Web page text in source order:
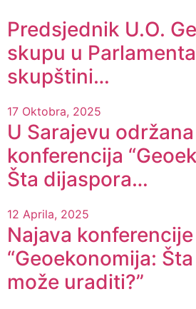
Predsjednik U.O.
skupu u
skupštini…
17 Oktobra, 2025
U Sarajevu
konferencija
Šta dijaspora…
12 Aprila, 2025
Najava konferencije
“Geoekonomija:
može uraditi?”